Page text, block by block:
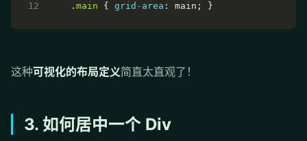
. main { grid-area
这种可视化的布局定义简直太直观了！
3. 如何居中一个 Div